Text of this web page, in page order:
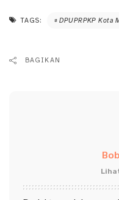
TAGS: DPUPRPKP Kota
BAGIKAN